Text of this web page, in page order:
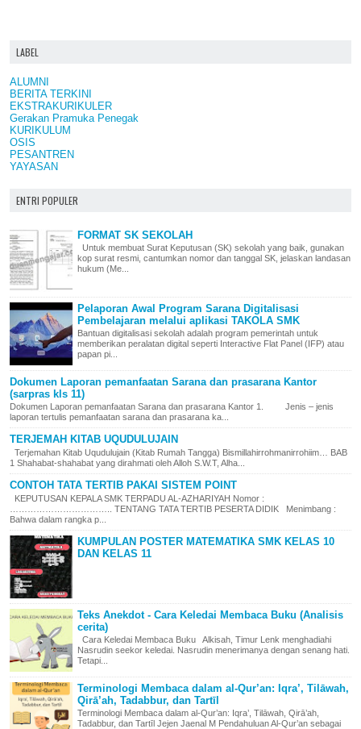
LABEL
ALUMNI
BERITA TERKINI
EKSTRAKURIKULER
Gerakan Pramuka Penegak
KURIKULUM
OSIS
PESANTREN
YAYASAN
ENTRI POPULER
FORMAT SK SEKOLAH
Untuk membuat Surat Keputusan (SK) sekolah yang baik, gunakan
kop surat resmi, cantumkan nomor dan tanggal SK, jelaskan landasan
hukum (Me...
Pelaporan Awal Program Sarana Digitalisasi
Pembelajaran melalui aplikasi TAKOLA SMK
Bantuan digitalisasi sekolah adalah program pemerintah untuk
memberikan peralatan digital seperti Interactive Flat Panel (IFP) atau
papan pi...
Dokumen Laporan pemanfaatan Sarana dan prasarana Kantor
(sarpras kls 11)
Dokumen Laporan pemanfaatan Sarana dan prasarana Kantor 1. Jenis – jenis
laporan tertulis pemanfaatan sarana dan prasarana ka...
TERJEMAH KITAB UQUDULUJAIN
Terjemahan Kitab Uqudulujain (Kitab Rumah Tangga) Bismillahirrohmanirrohiim… BAB
1 Shahabat-shahabat yang dirahmati oleh Alloh S.W.T, Alha...
CONTOH TATA TERTIB PAKAI SISTEM POINT
KEPUTUSAN KEPALA SMK TERPADU AL-AZHARIYAH Nomor :
…………………………….. TENTANG TATA TERTIB PESERTA DIDIK Menimbang :
Bahwa dalam rangka p...
KUMPULAN POSTER MATEMATIKA SMK KELAS 10
DAN KELAS 11
Teks Anekdot - Cara Keledai Membaca Buku (Analisis
cerita)
Cara Keledai Membaca Buku Alkisah, Timur Lenk menghadiahi
Nasrudin seekor keledai. Nasrudin menerimanya dengan senang hati.
Tetapi...
Terminologi Membaca dalam al-Qur’an: Iqra’, Tilāwah,
Qirā’ah, Tadabbur, dan Tartīl
Terminologi Membaca dalam al-Qur’an: Iqra’, Tilāwah, Qirā’ah,
Tadabbur, dan Tartīl Jejen Jaenal M Pendahuluan Al-Qur’an sebagai